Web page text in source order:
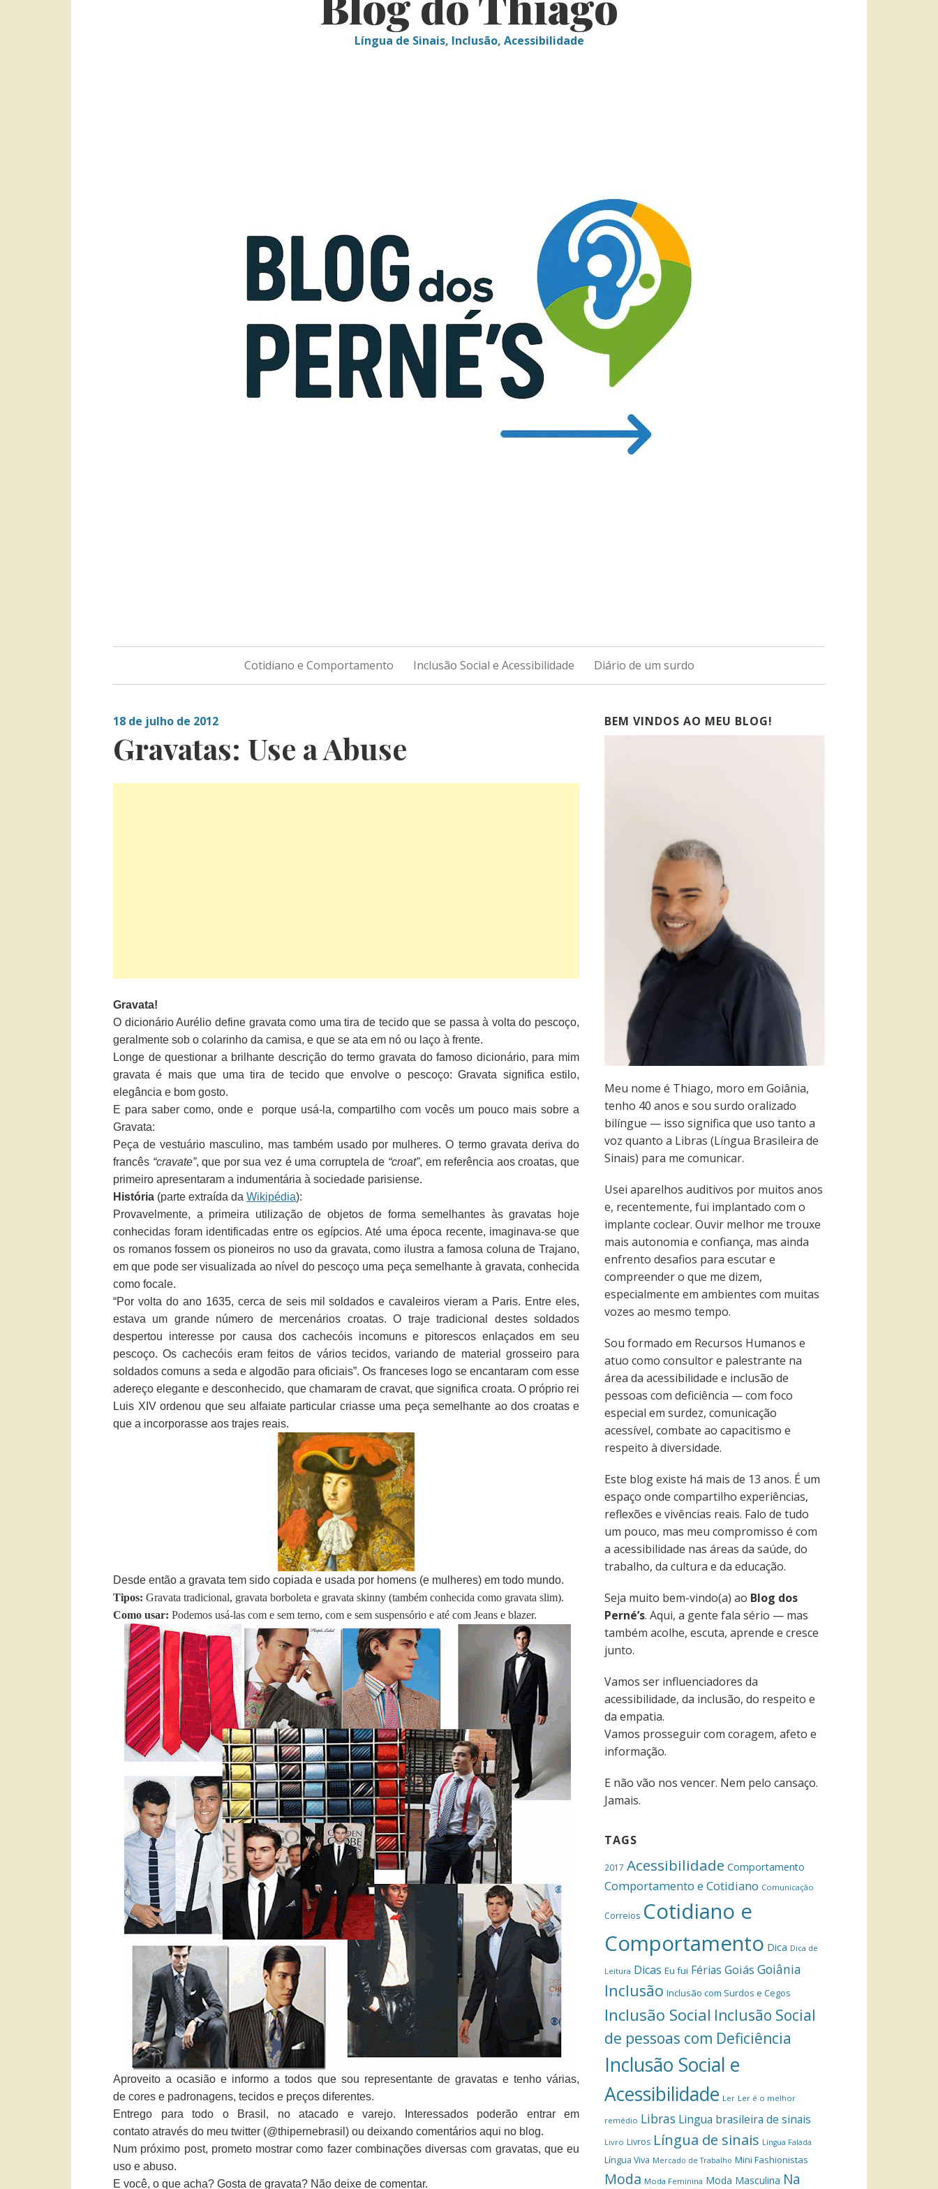
Língua de Sinais, Inclusão, Acessibilidade
Cotidiano e Comportamento Inclusão Social e Acessibilidade Diário de um surdo
18 de julho de 2012
Gravatas: Use a Abuse
Gravata!
O dicionário Aurélio define gravata como uma tira de tecido que se passa à volta do pescoço,
geralmente sob o colarinho da camisa, e que se ata em nó ou laço à frente.
Longe de questionar a brilhante descrição do termo gravata do famoso dicionário, para mim
gravata é mais que uma tira de tecido que envolve o pescoço: Gravata significa estilo,
elegância e bom gosto.
E para saber como, onde e porque usá-la, compartilho com vocês um pouco mais sobre a
Gravata:
Peça de vestuário masculino, mas também usado por mulheres. O termo gravata deriva do
francês “cravate”, que por sua vez é uma corruptela de “croat”, em referência aos croatas, que
primeiro apresentaram a indumentária à sociedade parisiense.
História (parte extraída da Wikipédia):
Provavelmente, a primeira utilização de objetos de forma semelhantes às gravatas hoje
conhecidas foram identificadas entre os egípcios. Até uma época recente, imaginava-se que
os romanos fossem os pioneiros no uso da gravata, como ilustra a famosa coluna de Trajano,
em que pode ser visualizada ao nível do pescoço uma peça semelhante à gravata, conhecida
como focale.
“Por volta do ano 1635, cerca de seis mil soldados e cavaleiros vieram a Paris. Entre eles,
estava um grande número de mercenários croatas. O traje tradicional destes soldados
despertou interesse por causa dos cachecóis incomuns e pitorescos enlaçados em seu
pescoço. Os cachecóis eram feitos de vários tecidos, variando de material grosseiro para
soldados comuns a seda e algodão para oficiais”. Os franceses logo se encantaram com esse
adereço elegante e desconhecido, que chamaram de cravat, que significa croata. O próprio rei
Luis XIV ordenou que seu alfaiate particular criasse uma peça semelhante ao dos croatas e
que a incorporasse aos trajes reais.
Desde então a gravata tem sido copiada e usada por homens (e mulheres) em todo mundo.
Tipos: Gravata tradicional, gravata borboleta e gravata skinny (também conhecida como gravata slim).
Como usar: Podemos usá-las com e sem terno, com e sem suspensório e até com Jeans e blazer.
Aproveito a ocasião e informo a todos que sou representante de gravatas e tenho várias,
de cores e padronagens, tecidos e preços diferentes.
Entrego para todo o Brasil, no atacado e varejo. Interessados poderão entrar em
contato através do meu twitter (@thipernebrasil) ou deixando comentários aqui no blog.
Num próximo post, prometo mostrar como fazer combinações diversas com gravatas, que eu
uso e abuso.
E você, o que acha? Gosta de gravata? Não deixe de comentar.
BEM VINDOS AO MEU BLOG!
Meu nome é Thiago, moro em Goiânia,
tenho 40 anos e sou surdo oralizado
bilíngue — isso significa que uso tanto a
voz quanto a Libras (Língua Brasileira de
Sinais) para me comunicar.
Usei aparelhos auditivos por muitos anos
e, recentemente, fui implantado com o
implante coclear. Ouvir melhor me trouxe
mais autonomia e confiança, mas ainda
enfrento desafios para escutar e
compreender o que me dizem,
especialmente em ambientes com muitas
vozes ao mesmo tempo.
Sou formado em Recursos Humanos e
atuo como consultor e palestrante na
área da acessibilidade e inclusão de
pessoas com deficiência — com foco
especial em surdez, comunicação
acessível, combate ao capacitismo e
respeito à diversidade.
Este blog existe há mais de 13 anos. É um
espaço onde compartilho experiências,
reflexões e vivências reais. Falo de tudo
um pouco, mas meu compromisso é com
a acessibilidade nas áreas da saúde, do
trabalho, da cultura e da educação.
Seja muito bem-vindo(a) ao Blog dos
Perné’s. Aqui, a gente fala sério — mas
também acolhe, escuta, aprende e cresce
junto.
Vamos ser influenciadores da
acessibilidade, da inclusão, do respeito e
da empatia.
Vamos prosseguir com coragem, afeto e
informação.
E não vão nos vencer. Nem pelo cansaço.
Jamais.
TAGS
2017 Acessibilidade Comportamento
Comportamento e Cotidiano Comunicação
Correios Cotidiano e
Comportamento Dica Dica de
Leitura Dicas Eu fui Férias Goiás Goiânia
Inclusão Inclusão com Surdos e Cegos
Inclusão Social Inclusão Social
de pessoas com Deficiência
Inclusão Social e
Acessibilidade Ler Ler é o melhor
remédio Libras Lingua brasileira de sinais
Livro Livros Língua de sinais Língua Falada
Língua Viva Mercado de Trabalho Mini Fashionistas
Moda Moda Feminina Moda Masculina Na